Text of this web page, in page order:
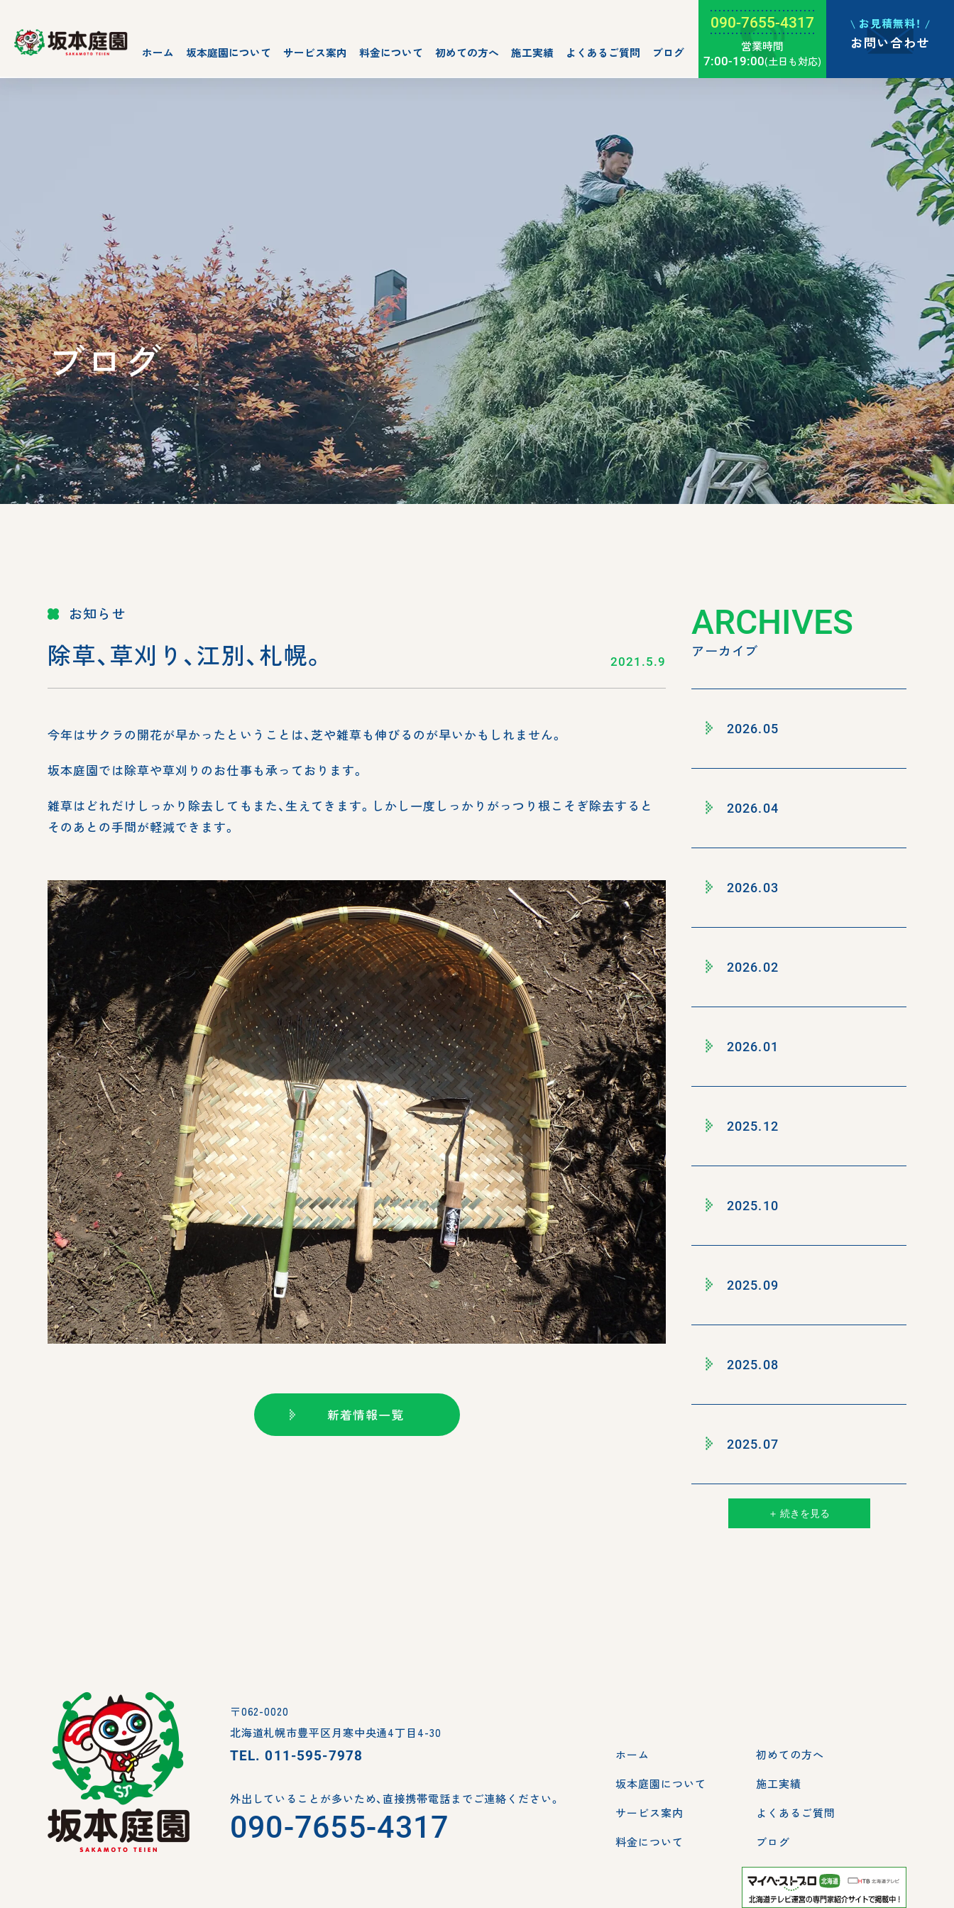
ホーム 坂本庭園について サービス案内 料金について 初めての方へ 施工実績 よくあるご質問 ブログ
090-7655-4317
営業時間
7:00-19:00(土日も対応)
お見積無料！
お問い合わせ
ブログ
お知らせ
2021.5.9
除草、草刈り、江別、札幌。
今年はサクラの開花が早かったということは、芝や雑草も伸びるのが早いかもしれません。
坂本庭園では除草や草刈りのお仕事も承っております。
雑草はどれだけしっかり除去してもまた、生えてきます。しかし一度しっかりがっつり根こそぎ除去すると
そのあとの手間が軽減できます。
新着情報一覧
ARCHIVES
アーカイブ
2026.05
2026.04
2026.03
2026.02
2026.01
2025.12
2025.10
2025.09
2025.08
2025.07
＋ 続きを見る
〒062-0020
北海道札幌市豊平区月寒中央通4丁目4-30
TEL.011-595-7978
外出していることが多いため、 直接携帯電話までご連絡ください。
090-7655-4317
ホーム
坂本庭園について
サービス案内
料金について
初めての方へ
施工実績
よくあるご質問
ブログ